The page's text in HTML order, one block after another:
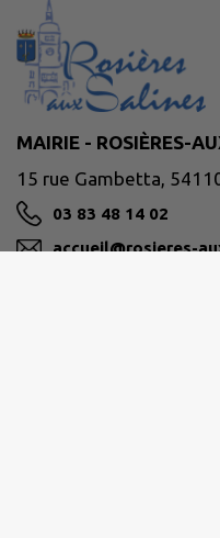
MAIRIE - ROSIÈRES-
15 rue Gambetta,
03 83 48 14 02
accueil@rosieres-